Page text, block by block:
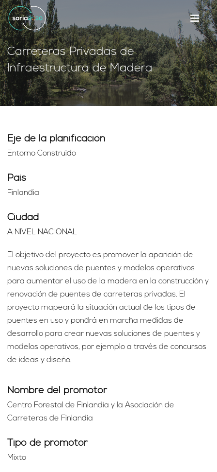
Carreteras Privadas de
Infraestructura de Madera
Eje de la planificación
Entorno Construido
País
Finlandia
Ciudad
A NIVEL NACIONAL
El objetivo del proyecto es promover la aparición de
nuevas soluciones de puentes y modelos operativos
para aumentar el uso de la madera en la construcción y
renovación de puentes de carreteras privadas. El
proyecto mapeará la situación actual de los tipos de
puentes en uso y pondrá en marcha medidas de
desarrollo para crear nuevas soluciones de puentes y
modelos operativos, por ejemplo a través de concursos
de ideas y diseño.
Nombre del promotor
Centro Forestal de Finlandia y la Asociación de
Carreteras de Finlandia
Tipo de promotor
Mixto